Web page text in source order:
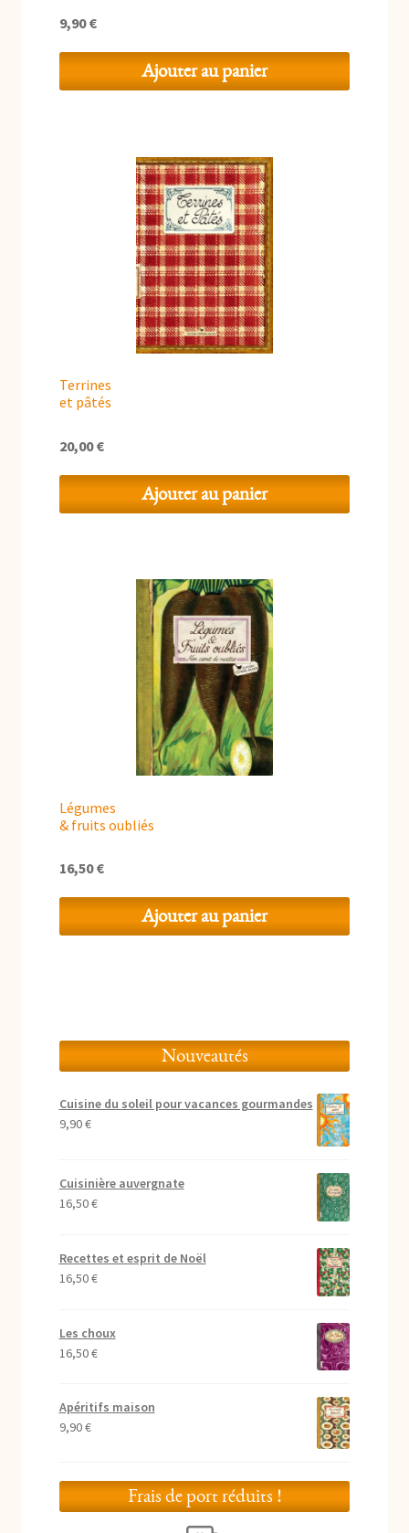
9,90€
Ajouter au panier
Terrines
et pâtés
20,00€
Ajouter au panier
Légumes
& fruits oubliés
16,50€
Ajouter au panier
Nouveautés
Cuisine du soleil pour vacances gourmandes
9,90€
Cuisinière auvergnate
16,50€
Recettes et esprit de Noël
16,50€
Les choux
16,50€
Apéritifs maison
9,90€
Frais de port réduits !